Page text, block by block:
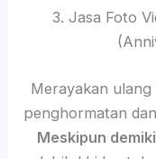
3. Jasa Foto
Merayakan
penghormatan
Meskipun